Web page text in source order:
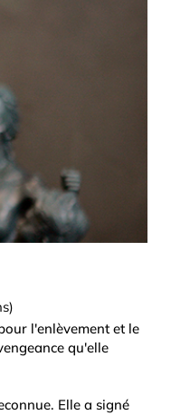
l'enlèvement et le
qu'elle
Elle a signé